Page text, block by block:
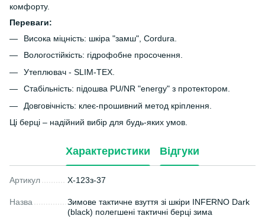
комфорту.
Переваги:
Висока міцність: шкіра "замш", Cordura.
Вологостійкість: гідрофобне просочення.
Утеплювач - SLIM-TEX.
Стабільність: підошва PU/NR "energy" з протектором.
Довговічність: клеє-прошивний метод кріплення.
Ці берці – надійний вибір для будь-яких умов.
Характеристики Відгуки
Артикул X-123з-37
Назва
Зимове тактичне взуття зі шкіри INFERNO Dark
(black) полегшені тактичні берці зима